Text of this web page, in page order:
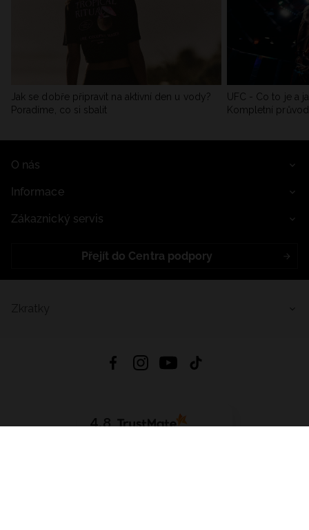
Jak se dobře připravit na aktivní den u vody?
Poradíme, co si sbalit
UFC - Co to je a
Kompletní
O nás
Informace
Zákaznický servis
Přejít do Centra podpory
4.8